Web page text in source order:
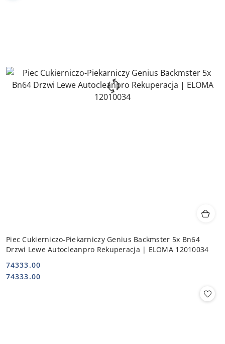
Piec Cukierniczo-Piekarniczy Genius Backmster 5x Bn64
Drzwi Lewe Autocleanpro Rekuperacja | ELOMA 12010034
Cena:
74333.00
Cena:
74333.00